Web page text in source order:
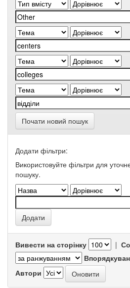
Почати новий пошук
Додати фільтри:
Використовуйте фільтри для
пошуку.
Вивести на сторінку |
Автори